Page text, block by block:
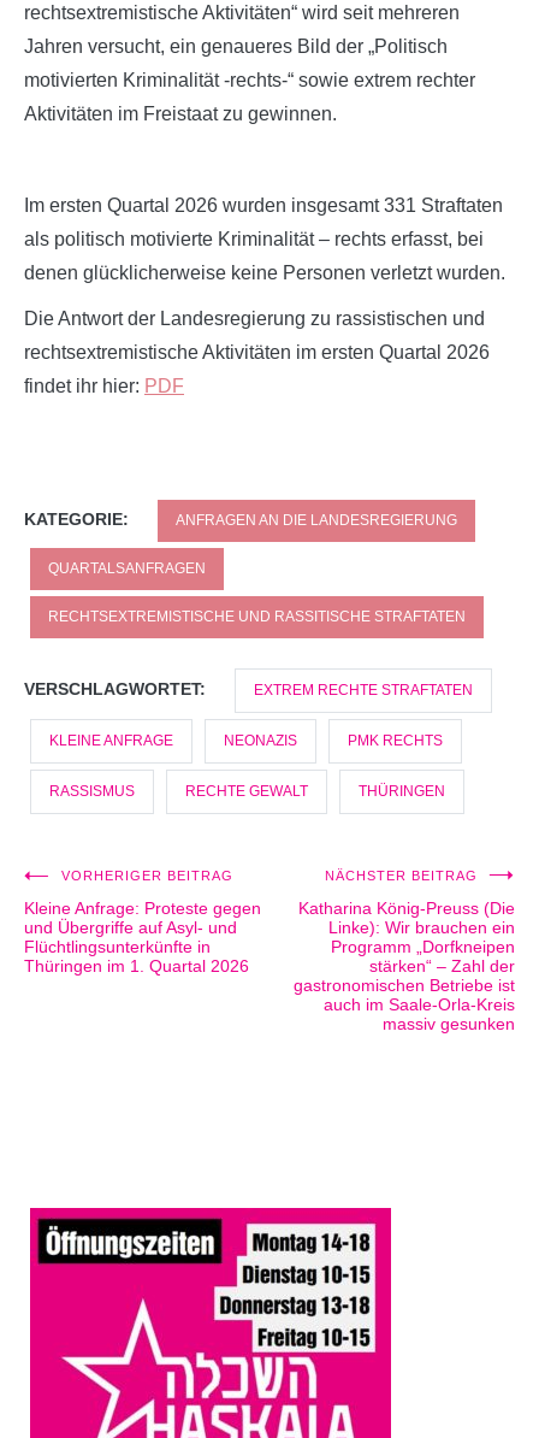
rechtsextremistische Aktivitäten“ wird seit mehreren
Jahren versucht, ein genaueres Bild der „Politisch
motivierten Kriminalität -rechts-“ sowie extrem rechter
Aktivitäten im Freistaat zu gewinnen.
Im ersten Quartal 2026 wurden insgesamt 331 Straftaten
als politisch motivierte Kriminalität – rechts erfasst, bei
denen glücklicherweise keine Personen verletzt wurden.
Die Antwort der Landesregierung zu rassistischen und
rechtsextremistische Aktivitäten im ersten Quartal 2026
findet ihr hier: PDF
KATEGORIE: ANFRAGEN AN DIE LANDESREGIERUNG
QUARTALSANFRAGEN
RECHTSEXTREMISTISCHE UND RASSITISCHE STRAFTATEN
VERSCHLAGWORTET: EXTREM RECHTE STRAFTATEN
KLEINE ANFRAGE NEONAZIS PMK RECHTS
RASSISMUS RECHTE GEWALT THÜRINGEN
Beitragsnavigation
VORHERIGER BEITRAG
Kleine Anfrage: Proteste gegen
und Übergriffe auf Asyl- und
Flüchtlingsunterkünfte in
Thüringen im 1. Quartal 2026
NÄCHSTER BEITRAG
Katharina König-Preuss (Die
Linke): Wir brauchen ein
Programm „Dorfkneipen
stärken“ – Zahl der
gastronomischen Betriebe ist
auch im Saale-Orla-Kreis
massiv gesunken